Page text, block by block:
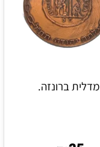
מדלית ברונזה.